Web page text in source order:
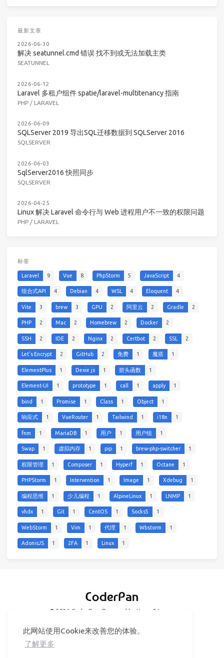
此网站使用Cookie来改善您的体验。
了解更多
最新文章
2026-06-30
解决 seatunnel.cmd 错误 找不到或无法加载主类
SEATUNNEL
2026-06-12
Laravel 多租户组件 spatie/laravel-multitenancy 指南
PHP / LARAVEL
2026-06-09
SQLServer 2019 导出SQL迁移数据到 SQLServer 2016
SQLSERVER
2026-06-03
SqlServer2016 快照同步
SQLSERVER
2026-04-25
Linux 解决 Laravel 命令行与 Web 进程用户不一致的权限问题
PHP / LARAVEL
标签
Laravel 9 Vue 8 PhpStorm 5 JavaScript 4
组合式API 4 Debian 4 WSL 4 Eloquent 4
Vite 3 brew 3 GPU 2 阿里云 2 Gradle 2
PHP 2 Mac 2 Homebrew 2 Docker 2
SSH 2 IDE 2 Nginx 2 Certbot 2 SSL 2
Let's Encrypt 2 GitHub 2 免费 1 魔搭 1
ElementPlus 1 Dexie.js 1 箭头函数 1
Element-UI 1 prototype 1 call 1 apply 1
bind 1 Promise 1 Class 1 Object 1
响应式 1 VueRouter 1 Tailwind 1 i18n 1
fnm 1 MariaDB 1 用户 1 用户组 1
Swap 1 虚拟内存 1 pip 1 brew-php-switcher 1
权限管理 1 Composer 1 Hyperf 1 Octane 1
PHPStorm 1 Intervention 1 Image 1 Xdebug 1
编程思维 1 少儿编程 1 AlpineLinux 1 LNMP 1
vhdx 1 Git 1 CentOS 1 Socks5 1
WebStorm 1 Vim 1 代理 1 Wbstorm 1
AdonisJS 1 2FA 1 Linux 1
© 2026 CoderPan Powered by Hexo & Icarus